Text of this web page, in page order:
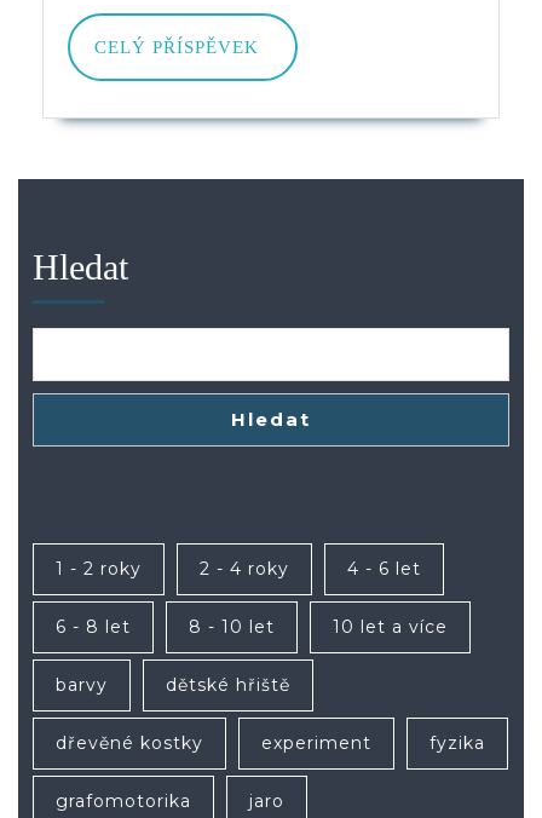
CELÝ PŘÍSPĚVEK
CELÝ
PŘÍSPĚVEK
Hledat
Hledat
1 - 2 roky 2 - 4 roky 4 - 6 let
6 - 8 let 8 - 10 let 10 let a více
barvy dětské hřiště
dřevěné kostky experiment fyzika
grafomotorika jaro